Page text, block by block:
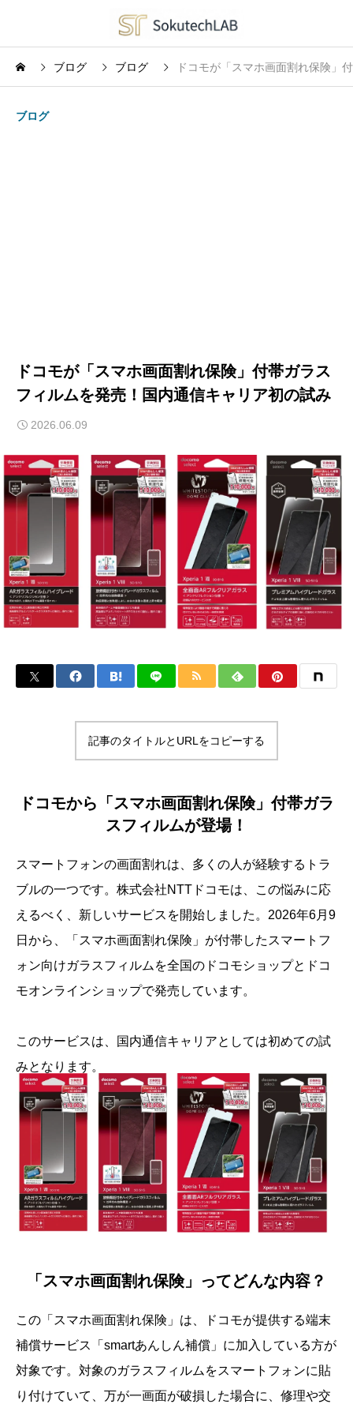
ブログ ブログ ドコモが「スマホ画面割れ保険」
ブログ
ドコモが「スマホ画面割れ保険」付帯ガラス
フィルムを発売！国内通信キャリア初の試み
2026.06.09
記事のタイトルとURLをコピーする
ドコモから「スマホ画面割れ保険」付帯ガラ
スフィルムが登場！
スマートフォンの画面割れは、多くの人が経験するトラ
ブルの一つです。株式会社NTTドコモは、この悩みに応
えるべく、新しいサービスを開始しました。2026年6月9
日から、「スマホ画面割れ保険」が付帯したスマートフ
ォン向けガラスフィルムを全国のドコモショップとドコ
モオンラインショップで発売しています。
このサービスは、国内通信キャリアとしては初めての試
みとなります。
「スマホ画面割れ保険」ってどんな内容？
この「スマホ画面割れ保険」は、ドコモが提供する端末
補償サービス「smartあんしん補償」に加入している方が
対象です。対象のガラスフィルムをスマートフォンに貼
り付けていて、万が一画面が破損した場合に、修理や交